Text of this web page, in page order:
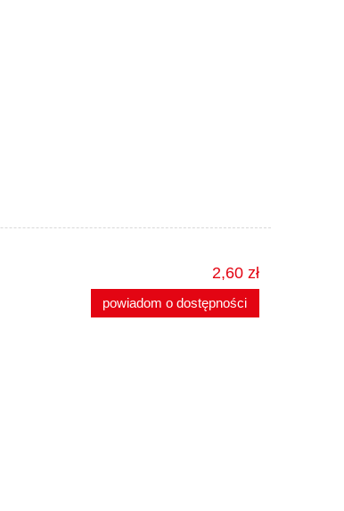
2,60 zł
powiadom o dostępności